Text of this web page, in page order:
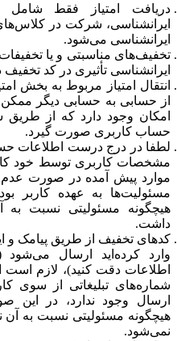
دریافت امتیاز فقط شامل
ایرانشناسی، شرکت در
ایرانشناسی می‌شود.
تخفیف‌های مناسبتی و یا
ایرانشناسی تأثیری در کد تخفیف
انتقال امتیاز مربوط به بخش
از حسابی به حسابی دیگر
امکان وجود دارد که از طریق
حساب کاربری صورت گیرد.
لطفا در درج درست اطلاعات
مشخصات کاربری توسط خود
موارد پیش آمده در صورت
مسئولیت‌ها به عهده کاربر
هیچگونه مسئولیتی نسبت به
داشت.
کدهای تخفیف از طریق پیامک و
وارد کرده‌اید ارسال
اطلاعات دقت کنید)، لازم است
ارسال وجود ندارد، در این
هیچگونه مسئولیتی نسبت به آن
نمی‌شود.